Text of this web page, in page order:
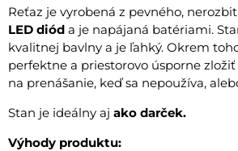
Reťaz je vyrobená z pevného,
LED diód a je napájaná batériami.
kvalitnej bavlny a je ľahký. Okrem
perfektne a priestorovo úsporne
na prenášanie, keď sa nepoužíva,
Stan je ideálny aj ako darček.
Výhody produktu: